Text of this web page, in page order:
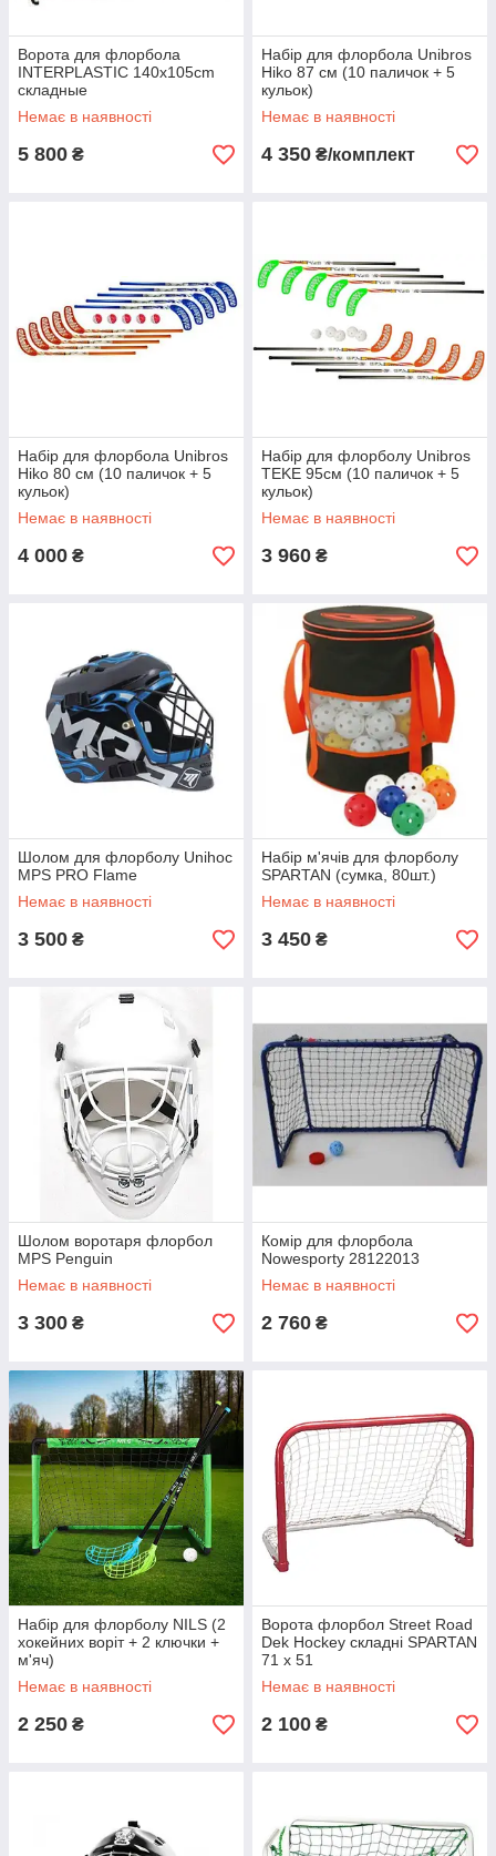
Ворота для флорбола
INTERPLASTIC 140x105cm
складные
Немає в наявності
5 800 ₴
Набір для флорбола Unibros
Hiko 87 см (10 паличок + 5
кульок)
Немає в наявності
4 350 ₴/комплект
Набір для флорбола Unibros
Hiko 80 см (10 паличок + 5
кульок)
Немає в наявності
4 000 ₴
Набір для флорболу Unibros
TEKE 95см (10 паличок + 5
кульок)
Немає в наявності
3 960 ₴
Шолом для флорболу Unihoc
MPS PRO Flame
Немає в наявності
3 500 ₴
Набір м'ячів для флорболу
SPARTAN (сумка, 80шт.)
Немає в наявності
3 450 ₴
Шолом воротаря флорбол
MPS Penguin
Немає в наявності
3 300 ₴
Комір для флорбола
Nowesporty 28122013
Немає в наявності
2 760 ₴
Набір для флорболу NILS (2
хокейних воріт + 2 ключки +
м'яч)
Немає в наявності
2 250 ₴
Ворота флорбол Street Road
Dek Hockey складні SPARTAN
71 x 51
Немає в наявності
2 100 ₴